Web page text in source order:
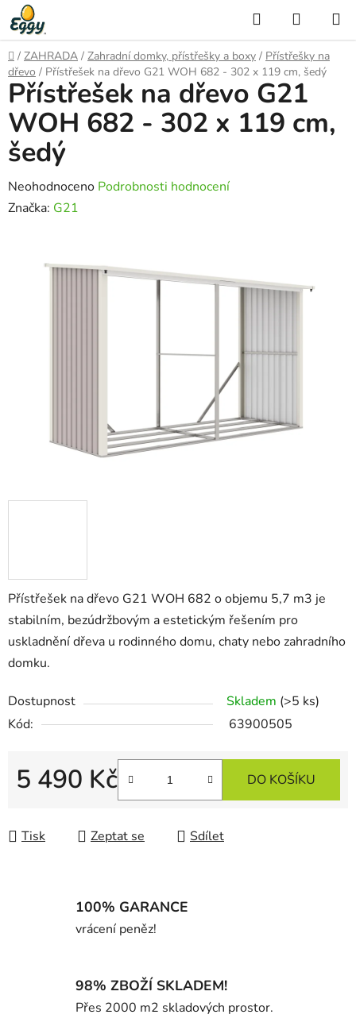
Přejít
na
obsah
Hledat
KOŠÍK
Domů
/ ZAHRADA / Zahradní domky, přístřešky a boxy / Přístřešky na
dřevo / Přístřešek na dřevo G21 WOH 682 - 302 x 119 cm, šedý
Přístřešek na dřevo G21 WOH 682 o objemu 5,7 m3 je
stabilním, bezúdržbovým a estetickým řešením pro
uskladnění dřeva u rodinného domu, chaty nebo zahradního
domku.
Dostupnost Skladem (>5 ks)
Kód:
63900505
5 490 Kč DO KOŠÍKU
Tisk Zeptat se Sdílet
Přístřešek na dřevo G21
WOH 682 - 302 x 119 cm,
šedý
Průměrné
hodnocení
Neohodnoceno Podrobnosti hodnocení
Značka: G21
100% GARANCE
vrácení peněz!
98% ZBOŽÍ SKLADEM!
Přes 2000 m2 skladových prostor.